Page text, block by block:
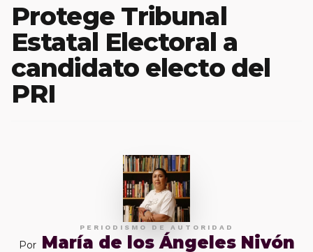
Protege Tribunal
Estatal Electoral a
candidato electo del
PRI
PERIODISMO DE AUTORIDAD
Por María de los Ángeles Nivón